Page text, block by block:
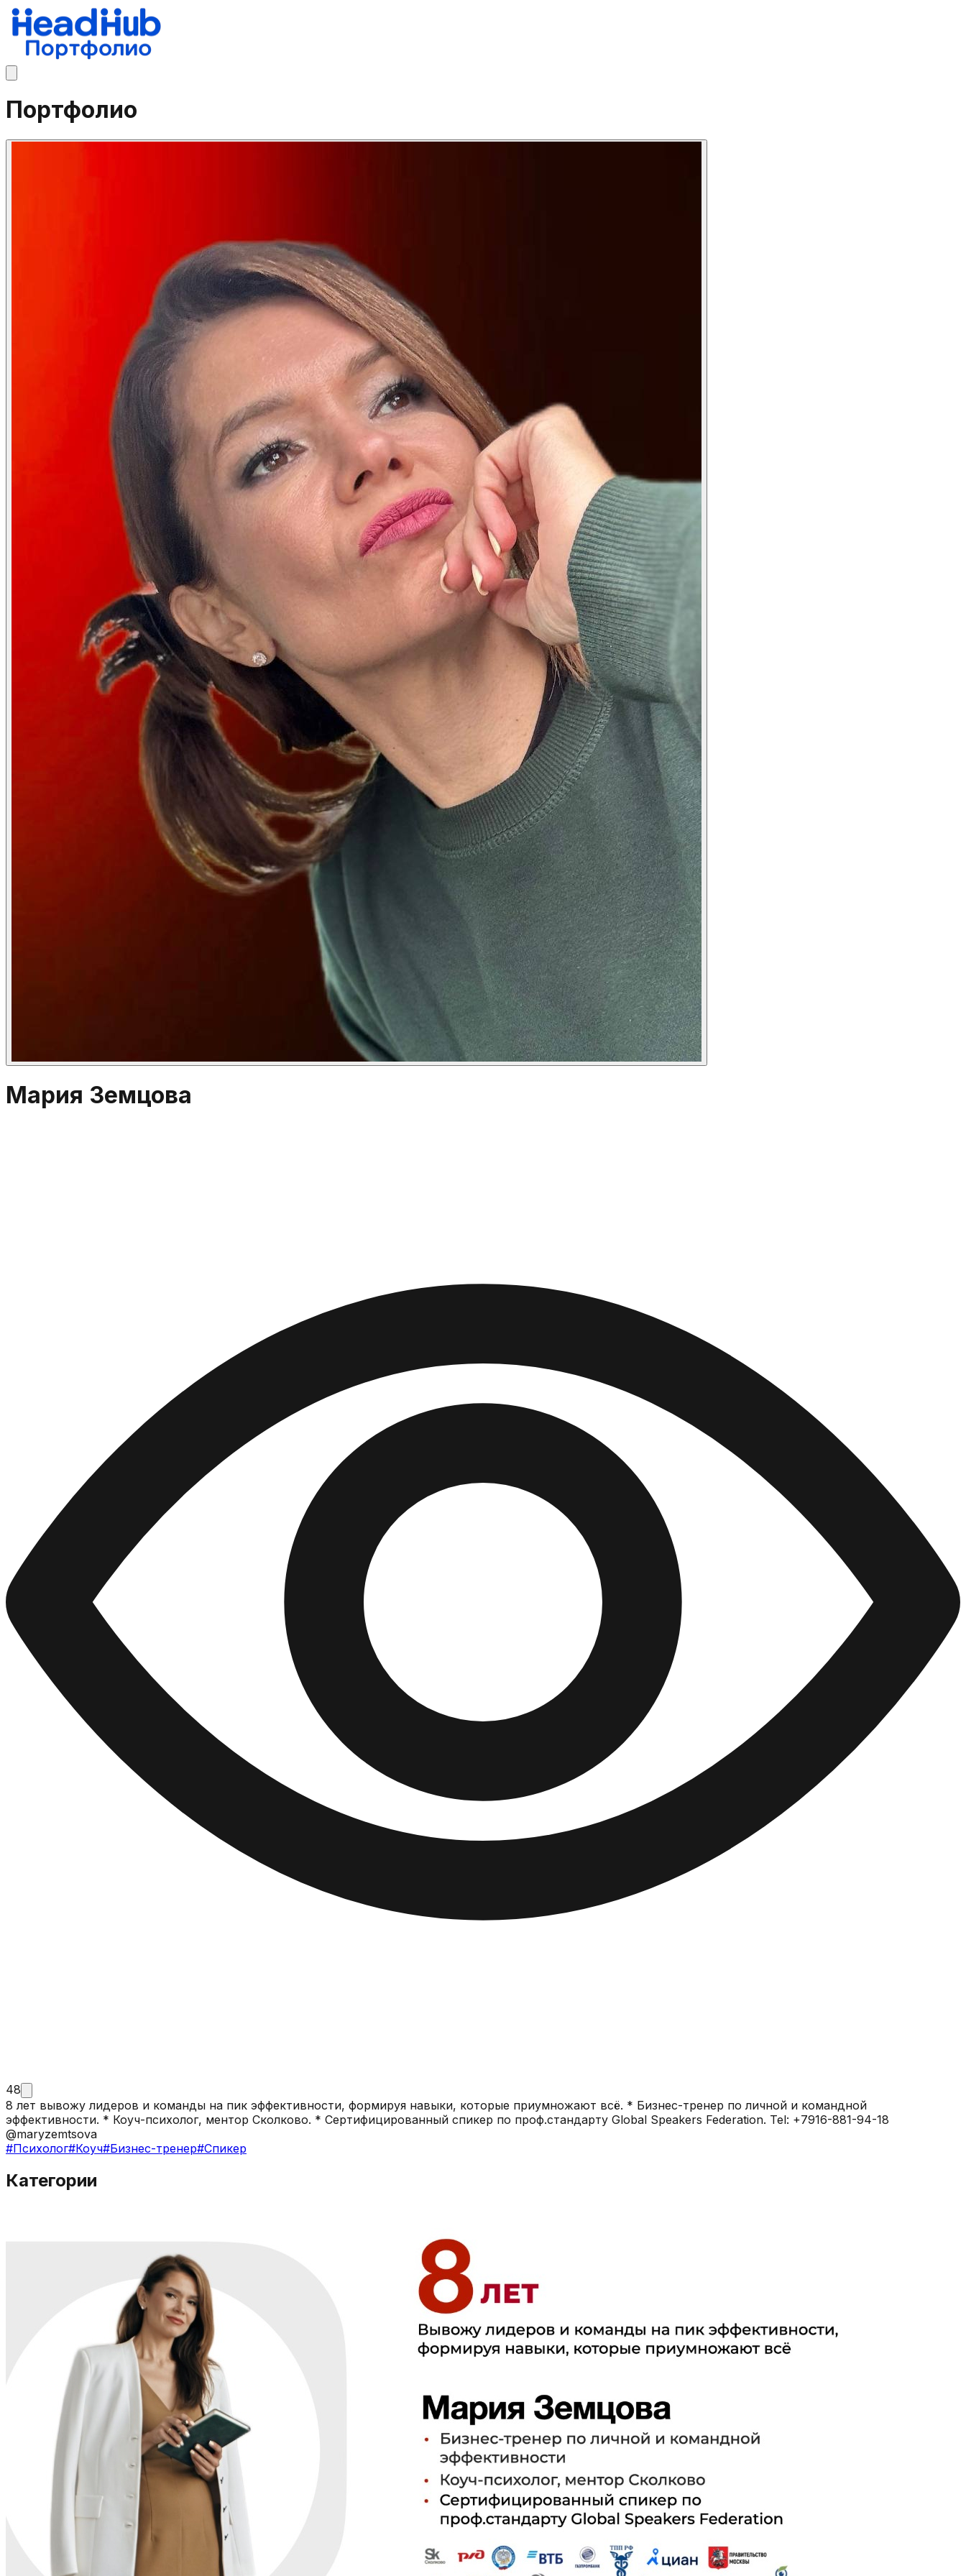
Портфолио
Мария Земцова
48
8 лет вывожу лидеров и команды на пик эффективности, формируя навыки, которые приумножают всё. * Бизнес-тренер по личной и командной
эффективности. * Коуч-психолог, ментор Сколково. * Сертифицированный спикер по проф.стандарту Global Speakers Federation. Tel: +7916-881-94-18
@maryzemtsova
#Психолог#Коуч#Бизнес-тренер#Спикер
Категории